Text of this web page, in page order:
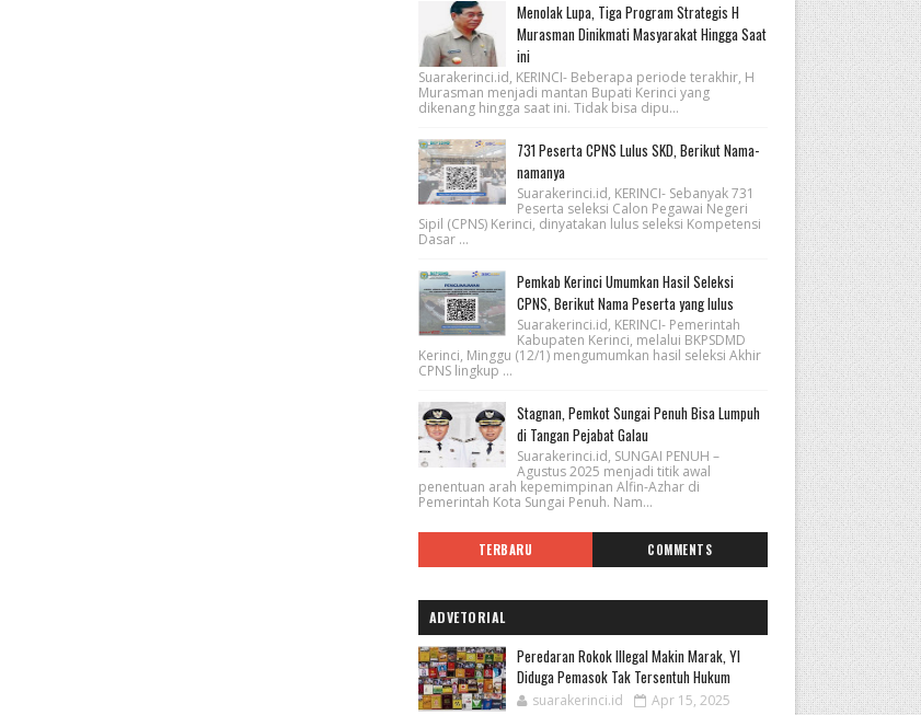
Menolak Lupa, Tiga Program Strategis H
Murasman Dinikmati Masyarakat Hingga Saat
ini
Suarakerinci.id, KERINCI- Beberapa periode terakhir, H
Murasman menjadi mantan Bupati Kerinci yang
dikenang hingga saat ini. Tidak bisa dipu...
731 Peserta CPNS Lulus SKD, Berikut Nama-
namanya
Suarakerinci.id, KERINCI- Sebanyak 731
Peserta seleksi Calon Pegawai Negeri
Sipil (CPNS) Kerinci, dinyatakan lulus seleksi Kompetensi
Dasar ...
Pemkab Kerinci Umumkan Hasil Seleksi
CPNS, Berikut Nama Peserta yang lulus
Suarakerinci.id, KERINCI- Pemerintah
Kabupaten Kerinci, melalui BKPSDMD
Kerinci, Minggu (12/1) mengumumkan hasil seleksi Akhir
CPNS lingkup ...
Stagnan, Pemkot Sungai Penuh Bisa Lumpuh
di Tangan Pejabat Galau
Suarakerinci.id, SUNGAI PENUH –
Agustus 2025 menjadi titik awal
penentuan arah kepemimpinan Alfin-Azhar di
Pemerintah Kota Sungai Penuh. Nam...
TERBARU COMMENTS
ADVETORIAL
Peredaran Rokok Illegal Makin Marak, YI
Diduga Pemasok Tak Tersentuh Hukum
suarakerinci.id Apr 15, 2025